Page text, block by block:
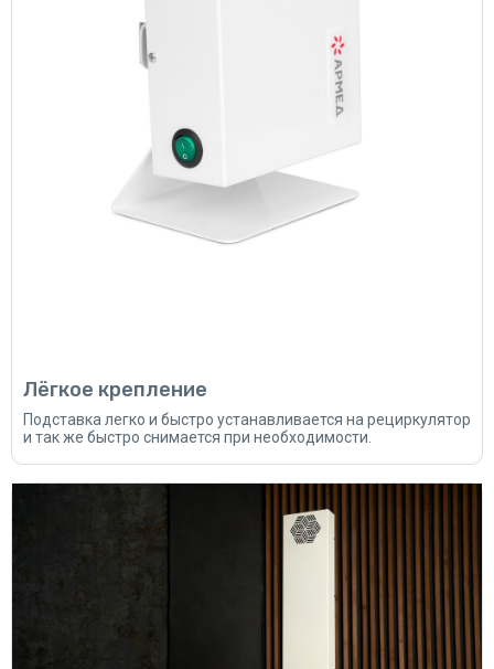
Лёгкое крепление
Подставка легко и быстро устанавливается на рециркулятор
и так же быстро снимается при необходимости.